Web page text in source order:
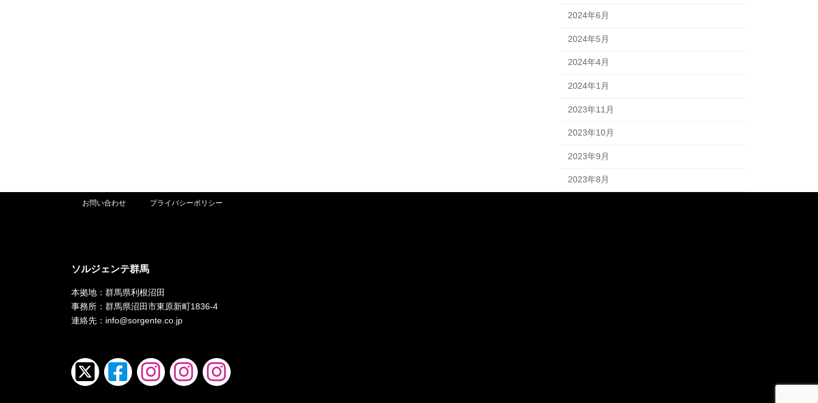
2024年6月
2024年5月
2024年4月
2024年1月
2023年11月
2023年10月
2023年9月
2023年8月
お問い合わせ プライバシーポリシー
ソルジェンテ群馬
本拠地：群馬県利根沼田
事務所：群馬県沼田市東原新町1836-4
連絡先：info@sorgente.co.jp